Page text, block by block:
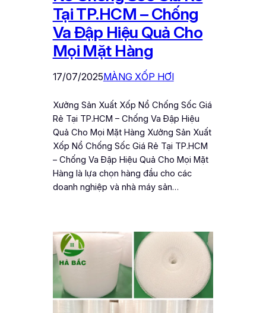
Tại TP.HCM – Chống
Va Đập Hiệu Quả Cho
Mọi Mặt Hàng
17/07/2025MÀNG XỐP HƠI
Xưởng Sản Xuất Xốp Nổ Chống Sốc Giá
Rẻ Tại TP.HCM – Chống Va Đập Hiệu
Quả Cho Mọi Mặt Hàng Xưởng Sản Xuất
Xốp Nổ Chống Sốc Giá Rẻ Tại TP.HCM
– Chống Va Đập Hiệu Quả Cho Mọi Mặt
Hàng là lựa chọn hàng đầu cho các
doanh nghiệp và nhà máy sản…